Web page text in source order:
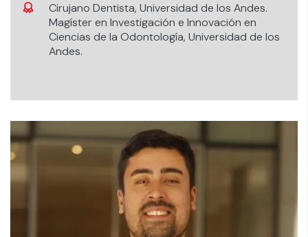
Cirujano Dentista, Universidad de los Andes.
Magíster en Investigación e Innovación en
Ciencias de la Odontología, Universidad de los
Andes.